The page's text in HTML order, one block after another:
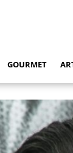
GOURMET